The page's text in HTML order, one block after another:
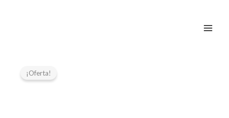
¡Oferta!
CASADEMUNT
LS2615091